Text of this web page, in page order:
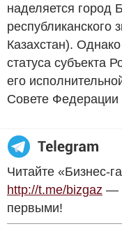
наделяется город
республиканского
Казахстан).
статуса субъекта
его
Совете
Читайте «Бизнес-
http://t.me/bizgaz —
первыми!